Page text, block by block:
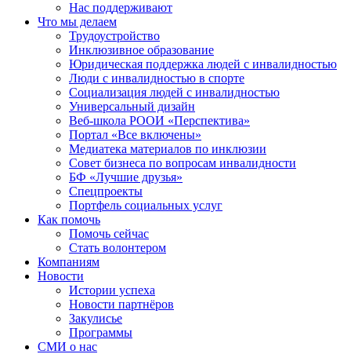
Нас поддерживают
Что мы делаем
Трудоустройство
Инклюзивное образование
Юридическая поддержка людей с инвалидностью
Люди с инвалидностью в спорте
Социализация людей с инвалидностью
Универсальный дизайн
Веб-школа РООИ «Перспектива»
Портал «Все включены»
Медиатека материалов по инклюзии
Совет бизнеса по вопросам инвалидности
БФ «Лучшие друзья»
Спецпроекты
Портфель социальных услуг
Как помочь
Помочь сейчас
Стать волонтером
Компаниям
Новости
Истории успеха
Новости партнёров
Закулисье
Программы
СМИ о нас